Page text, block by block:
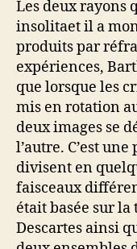
Les deux rayons
insolitaet il a
produits par
expériences,
que lorsque les
mis en rotation
deux images se
l’autre. C’est
divisent en
faisceaux
était basée sur
Descartes ainsi